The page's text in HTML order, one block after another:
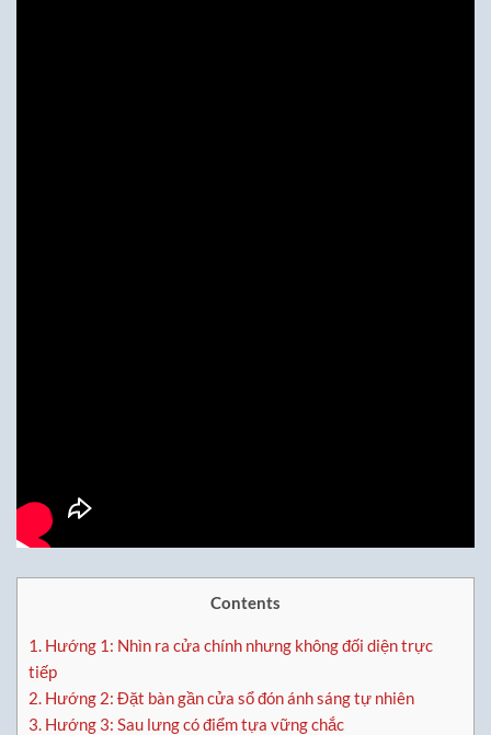
Contents
1. Hướng 1: Nhìn ra cửa chính nhưng không đối diện trực
tiếp
2. Hướng 2: Đặt bàn gần cửa sổ đón ánh sáng tự nhiên
3. Hướng 3: Sau lưng có điểm tựa vững chắc